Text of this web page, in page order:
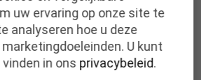
zoolvorm die de rug extra
rollende effect verbetert.
schoenen perfect afrollen,
gewenste comfort. Verder zijn
uitneembaar voetbed, zodat
uw ervaring op onze site te
analyseren hoe u deze
U kunt
in ons privacybeleid.